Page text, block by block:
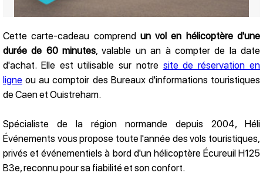
Présentation
Cette carte-cadeau comprend un vol en hélicoptère d'une
durée de 60 minutes, valable un an à compter de la date
d'achat. Elle est utilisable sur notre site de réservation en
ligne ou au comptoir des Bureaux d'informations touristiques
de Caen et Ouistreham.
Spécialiste de la région normande depuis 2004, Héli
Événements vous propose toute l'année des vols touristiques,
privés et événementiels à bord d'un hélicoptère Écureuil H125
B3e, reconnu pour sa fiabilité et son confort.